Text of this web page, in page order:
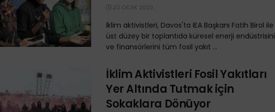
20 OCAK 2023
İklim aktivistleri, Davos'ta IEA Başkanı Fatih Birol ile
üst düzey bir toplantıda küresel enerji endüstrisini
ve finansörlerini tüm fosil yakıt ...
İklim Aktivistleri Fosil Yakıtları
Yer Altında Tutmak için
Sokaklara Dönüyor